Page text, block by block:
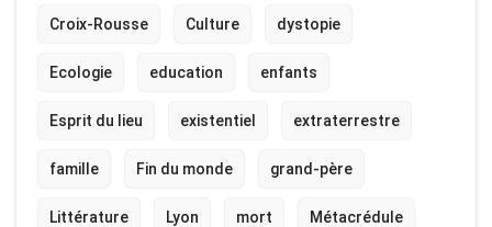
Croix-Rousse Culture dystopie
Ecologie education enfants
Esprit du lieu existentiel extraterrestre
famille Fin du monde grand-père
Littérature Lyon mort Métacrédule